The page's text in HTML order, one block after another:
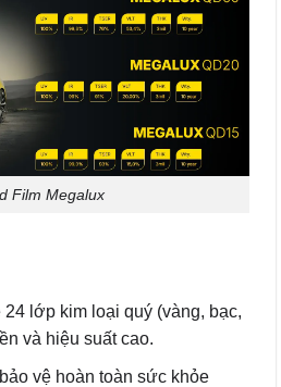
Film Megalux
lớp kim loại quý (vàng, bạc,
và hiệu suất cao.
vệ hoàn toàn sức khỏe